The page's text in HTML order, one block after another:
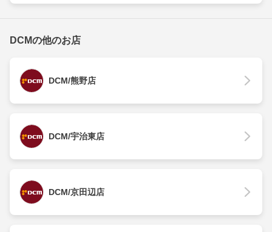
DCMの他のお店
DCM/熊野店
DCM/宇治東店
DCM/京田辺店